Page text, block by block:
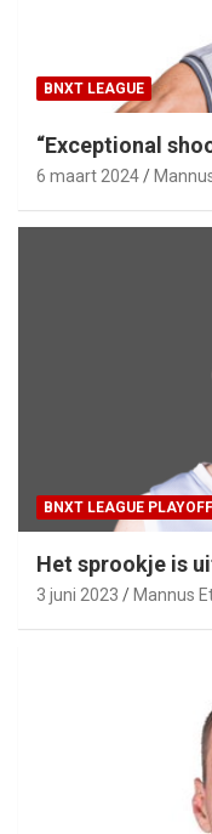
BNXT LEAGUE
“Exceptional
6 maart 2024
BNXT LEAGUE
Het sprookje is
3 juni 2023 Mannus